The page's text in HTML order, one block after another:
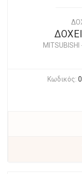
MITSUBISHI
Κωδικός: